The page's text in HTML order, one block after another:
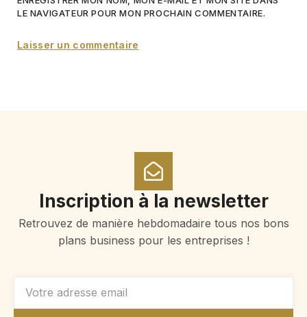
LE NAVIGATEUR POUR MON PROCHAIN COMMENTAIRE.
Inscription à la newsletter
Retrouvez de manière hebdomadaire tous nos bons
plans business pour les entreprises !